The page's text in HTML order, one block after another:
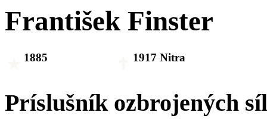
František Finster
1885 1917 Nitra
Príslušník ozbrojených síl